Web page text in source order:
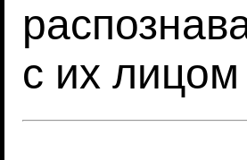
с их лицом